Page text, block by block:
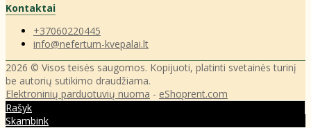
Kontaktai
+37060220445
info@nefertum-kvepalai.lt
2026 © Visos teisės saugomos. Kopijuoti, platinti svetainės turinį
be autorių sutikimo draudžiama.
Elektroninių parduotuvių nuoma - eShoprent.com
Rašyk
Skambink